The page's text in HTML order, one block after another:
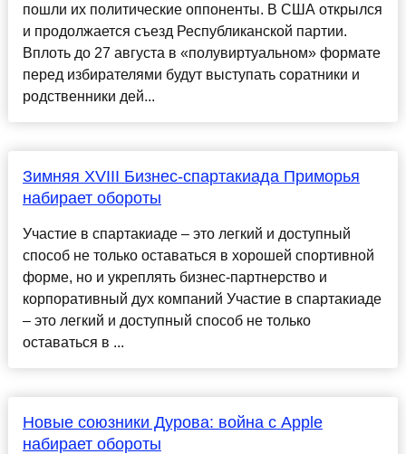
пошли их политические оппоненты. В США открылся
и продолжается съезд Республиканской партии.
Вплоть до 27 августа в «полувиртуальном» формате
перед избирателями будут выступать соратники и
родственники дей...
Зимняя XVIII Бизнес-спартакиада Приморья
набирает обороты
Участие в спартакиаде – это легкий и доступный
способ не только оставаться в хорошей спортивной
форме, но и укреплять бизнес-партнерство и
корпоративный дух компаний Участие в спартакиаде
– это легкий и доступный способ не только
оставаться в ...
Новые союзники Дурова: война с Apple
набирает обороты